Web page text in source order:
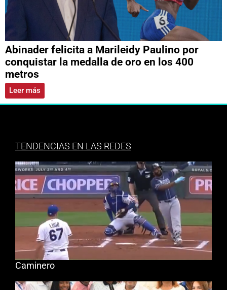
Abinader felicita a Marileidy Paulino por
conquistar la medalla de oro en los 400
metros
Leer más
TENDENCIAS EN LAS REDES
Caminero